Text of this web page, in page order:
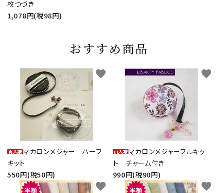
枚つづき
1,078円(税98円)
おすすめ商品
マカロンメジャー ハーフ
キット
550円(税50円)
favorite
マカロンメジャーフルキッ
ト チャーム付き
990円(税90円)
favorite
favorite favorite